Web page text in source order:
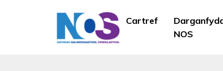
Cartref
NOS